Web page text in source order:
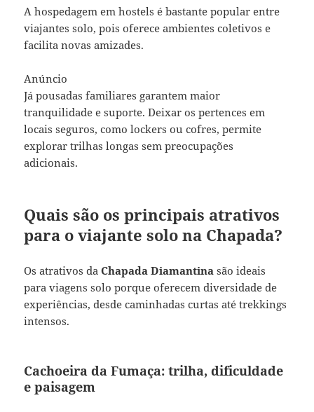
A hospedagem em hostels é bastante popular entre
viajantes solo, pois oferece ambientes coletivos e
facilita novas amizades.
Anúncio
Já pousadas familiares garantem maior
tranquilidade e suporte. Deixar os pertences em
locais seguros, como lockers ou cofres, permite
explorar trilhas longas sem preocupações
adicionais.
Quais são os principais atrativos
para o viajante solo na Chapada?
Os atrativos daChapada Diamantina são ideais
para viagens solo porque oferecem diversidade de
experiências, desde caminhadas curtas até trekkings
intensos.
Cachoeira da Fumaça: trilha, dificuldade
e paisagem